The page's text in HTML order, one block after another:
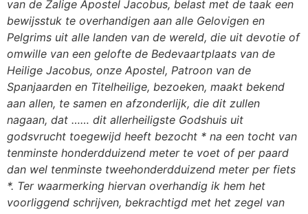
van de Zalige Apostel Jacobus, belast met de taak een
bewijsstuk te overhandigen aan alle Gelovigen en
Pelgrims uit alle landen van de wereld, die uit devotie of
omwille van een gelofte de Bedevaartplaats van de
Heilige Jacobus, onze Apostel, Patroon van de
Spanjaarden en Titelheilige, bezoeken, maakt bekend
aan allen, te samen en afzonderlijk, die dit zullen
nagaan, dat …… dit allerheiligste Godshuis uit
godsvrucht toegewijd heeft bezocht * na een tocht van
tenminste honderdduizend meter te voet of per paard
dan wel tenminste tweehonderdduizend meter per fiets
*. Ter waarmerking hiervan overhandig ik hem het
voorliggend schrijven, bekrachtigd met het zegel van